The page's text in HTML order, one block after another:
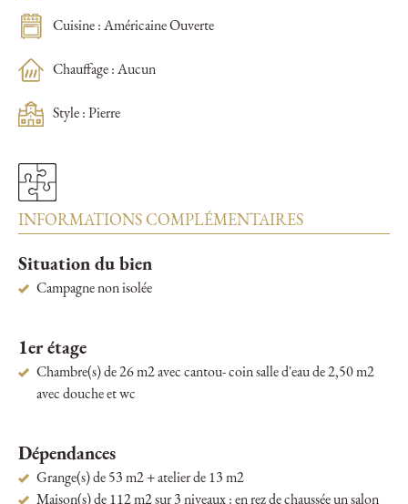
Cuisine : Américaine Ouverte
Chauffage : Aucun
Style : Pierre
INFORMATIONS COMPLÉMENTAIRES
Situation du bien
Campagne non isolée
1er étage
Chambre(s) de 26 m2 avec cantou- coin salle d'eau de 2,50 m2
avec douche et wc
Dépendances
Grange(s) de 53 m2 + atelier de 13 m2
Maison(s) de 112 m2 sur 3 niveaux : en rez de chaussée un salon